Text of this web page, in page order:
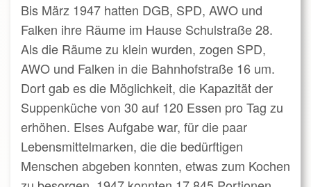
Bis März 1947 hatten DGB, SPD, AWO und
Falken ihre Räume im Hause Schulstraße 28.
Als die Räume zu klein wurden, zogen SPD,
AWO und Falken in die Bahnhofstraße 16 um.
Dort gab es die Möglichkeit, die Kapazität der
Suppenküche von 30 auf 120 Essen pro Tag zu
erhöhen. Elses Aufgabe war, für die paar
Lebensmittelmarken, die die bedürftigen
Menschen abgeben konnten, etwas zum Kochen